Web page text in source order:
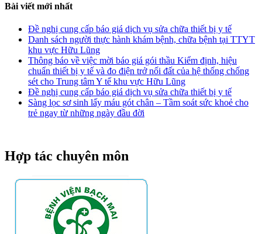
Bài viết mới nhất
Đề nghị cung cấp báo giá dịch vụ sửa chữa thiết bị y tế
Danh sách người thực hành khám bệnh, chữa bệnh tại TTYT
khu vực Hữu Lũng
Thông báo về việc mời báo giá gói thầu Kiểm định, hiệu
chuẩn thiết bị y tế và đo điện trở nối đất của hệ thống chống
sét cho Trung tâm Y tế khu vực Hữu Lũng
Đề nghị cung cấp báo giá dịch vụ sửa chữa thiết bị y tế
Sàng lọc sơ sinh lấy máu gót chân – Tầm soát sức khoẻ cho
trẻ ngay từ những ngày đầu đời
Hợp tác chuyên môn